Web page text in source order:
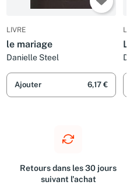
LIVRE
le mariage
Danielle Steel
Ajouter 6,17 €
Le
Retours dans les 30 jours
suivant l'achat